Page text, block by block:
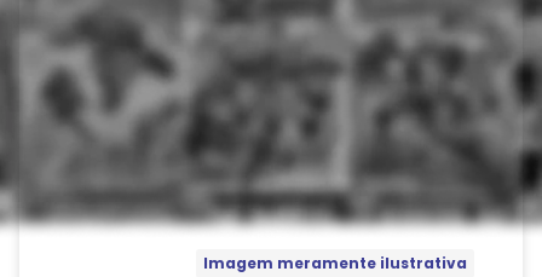
Imagem meramente ilustrativa